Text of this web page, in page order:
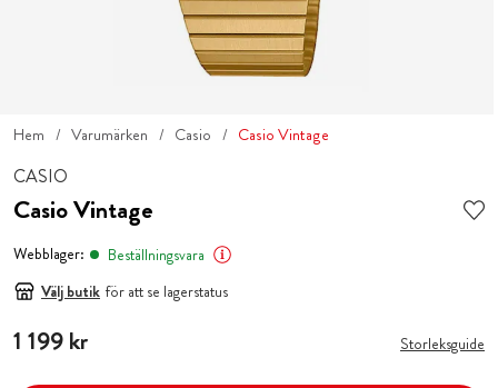
Hem Varumärken Casio Casio Vintage
CASIO
Casio Vintage
Webblager:
Beställningsvara
Välj butik för att se lagerstatus
Pris:1 199 kr
1 199 kr Storleksguide